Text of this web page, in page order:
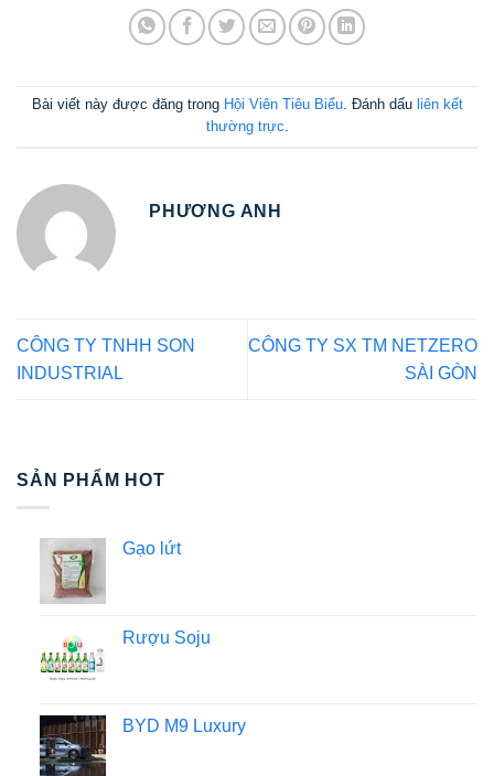
Bài viết này được đăng trong Hội Viên Tiêu Biểu. Đánh dấu liên kết
thường trực.
PHƯƠNG ANH
CÔNG TY TNHH SON
INDUSTRIAL
CÔNG TY SX TM NETZERO
SÀI GÒN
SẢN PHẨM HOT
Gạo lứt
Rượu Soju
BYD M9 Luxury